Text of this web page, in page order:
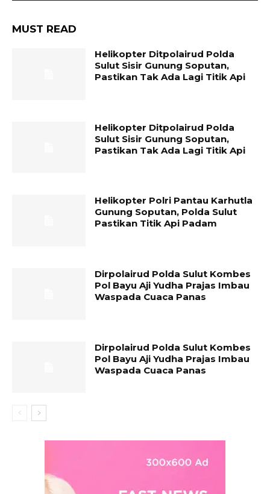
MUST READ
Helikopter Ditpolairud Polda
Sulut Sisir Gunung Soputan,
Pastikan Tak Ada Lagi Titik Api
Helikopter Ditpolairud Polda
Sulut Sisir Gunung Soputan,
Pastikan Tak Ada Lagi Titik Api
Helikopter Polri Pantau Karhutla
Gunung Soputan, Polda Sulut
Pastikan Titik Api Padam
Dirpolairud Polda Sulut Kombes
Pol Bayu Aji Yudha Prajas Imbau
Waspada Cuaca Panas
Dirpolairud Polda Sulut Kombes
Pol Bayu Aji Yudha Prajas Imbau
Waspada Cuaca Panas